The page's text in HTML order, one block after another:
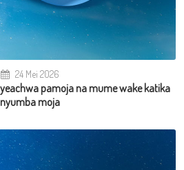
24 Mei 2026
pamoja na mume wake katika
nyumba moja